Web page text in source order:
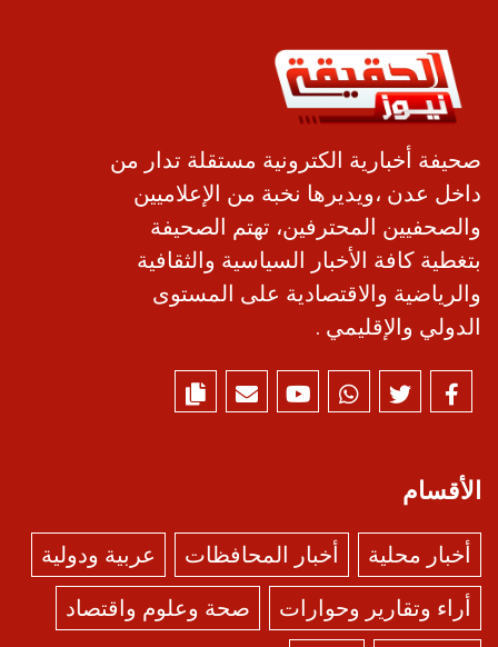
صحيفة أخبارية الكترونية مستقلة تدار من
داخل عدن ،ويديرها نخبة من الإعلاميين
والصحفيين المحترفين، تهتم الصحيفة
بتغطية كافة الأخبار السياسية والثقافية
والرياضية والاقتصادية على المستوى
الدولي والإقليمي .
الأقسام
أخبار محلية أخبار المحافظات
عربية ودولية
أراء وتقارير وحوارات
صحة وعلوم واقتصاد